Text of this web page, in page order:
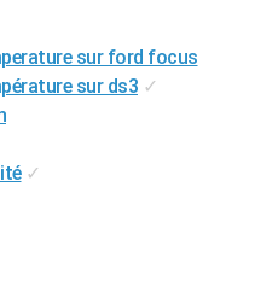
sur ford focus
sur ds3 ✓
✓